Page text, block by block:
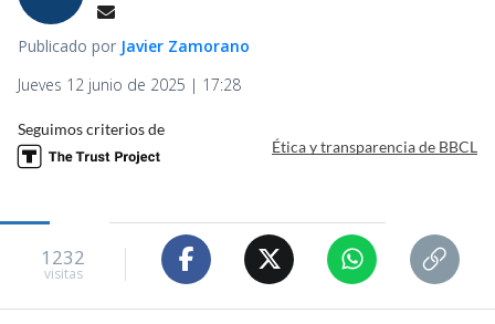
Publicado por Javier Zamorano
Jueves 12 junio de 2025 | 17:28
Seguimos criterios de
Ética y transparencia de BBCL
1232
visitas